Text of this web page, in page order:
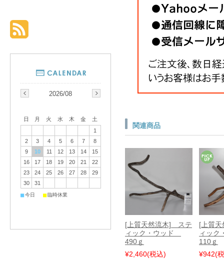
関連商品
[上質天然流木] ステ
ィック・ウッド
490ｇ
¥2,460(税込)
[上質
ィッ
110ｇ
¥942(
2026/08
日 月 火 水 木 金
土
1
2
3 4 5 6 7
8
9
10 11 12 13 14
15
16
17 18 19 20 21
22
23
24 25 26 27 28
29
30
31
■今日 ■臨時休業